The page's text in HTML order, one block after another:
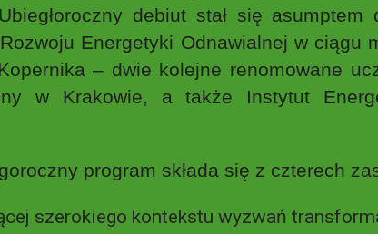
debiut stał się
Energetyki Odnawialnej w ciągu
– dwie kolejne renomowane
w Krakowie, a także Instytut
program składa się z czterech
szerokiego kontekstu wyzwań